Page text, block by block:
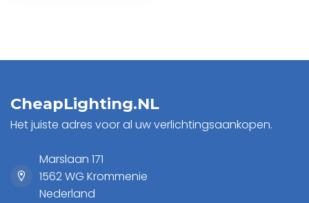
CheapLighting.NL
Het juiste adres voor al uw verlichtingsaankopen.
Marslaan 171
1562 WG Krommenie
Nederland